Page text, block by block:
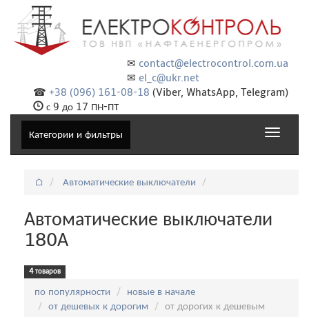
✉ contact@electrocontrol.com.ua
✉ el_c@ukr.net
☎ +38 (096) 161-08-18 (Viber, WhatsApp, Telegram)
с 9 до 17 ПН-ПТ
Категории и фильтры
Toggle
⌂ Автоматические выключатели
Автоматические выключатели
180А
4 товаров
по популярности
новые в начале
от дешевых к дорогим
от дорогих к дешевым